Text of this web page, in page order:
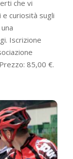
che vi
curiosità sugli
Iscrizione
85,00 €.